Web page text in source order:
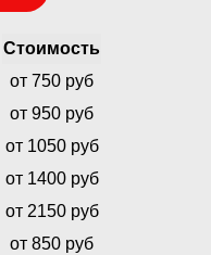
Стоимость
от 750 руб
от 950 руб
от 1050 руб
от 1400 руб
от 2150 руб
от 850 руб